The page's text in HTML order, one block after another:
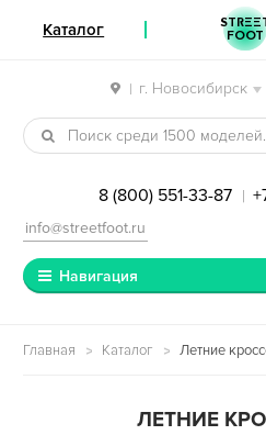
| г. Новосибирск
Перейти к навигации
Перейти к содержимому
8 (800) 551-33-87 |
info@streetfoot.ru
Навигация
Главная Каталог Летние
ЛЕТНИЕ
Каталог FOOT